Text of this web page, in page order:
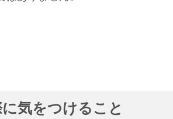
気をつけること